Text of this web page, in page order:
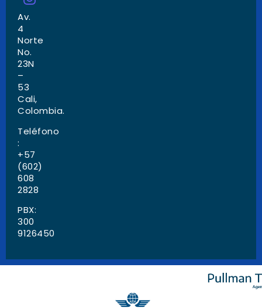
Av.
4
Norte
No.
23N
–
53
Cali,
Colombia.
Teléfono
:
+57
(602)
608
2828
PBX:
300
9126450